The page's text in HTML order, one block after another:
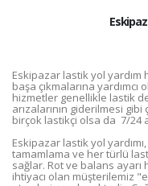
Eskipazar lastik yol
başa çıkmalarına
hizmetler genellikle lastik
arızalarının giderilmesi
birçok lastikçi olsa da 7/24
Eskipazar lastik yol
tamamlama ve her türlü
sağlar. Rot ve balans
ihtiyacı olan müşterilemiz